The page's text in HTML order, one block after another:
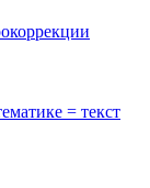
= текст